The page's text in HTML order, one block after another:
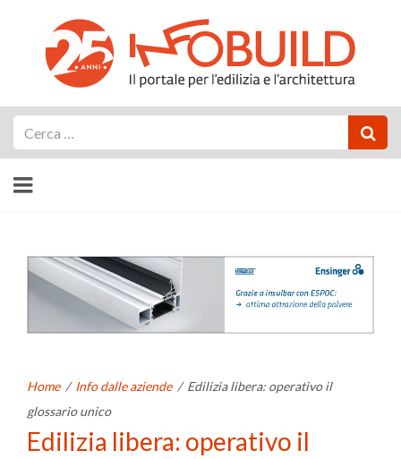
Home / Info dalle aziende / Edilizia libera: operativo il
glossario unico
Edilizia libera: operativo il